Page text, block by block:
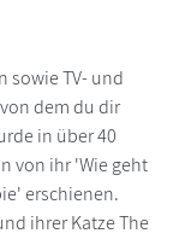
sowie TV- und
dem du dir
in über 40
von ihr 'Wie geht
erschienen.
ihrer Katze The